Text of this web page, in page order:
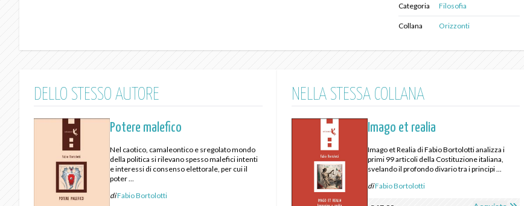
Categoria Filosofia
Collana Orizzonti
DELLO STESSO AUTORE
Potere malefico
Nel caotico, camaleontico e sregolato mondo
della politica si rilevano spesso malefici intenti
e interessi di consenso elettorale, per cui il
poter ...
diFabio Bortolotti
NELLA STESSA COLLANA
Imago et realia
Imago et Realia di Fabio Bortolotti analizza i
primi 99 articoli della Costituzione italiana,
svelando il profondo divario tra i principi ...
diFabio Bortolotti